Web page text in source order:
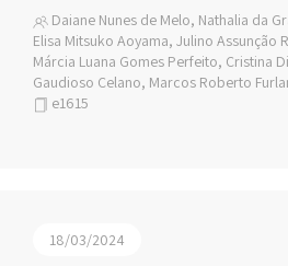
Daiane Nunes de Melo, Nathalia da
Elisa Mitsuko Aoyama, Julino Assunção
Márcia Luana Gomes Perfeito, Cristina
Gaudioso Celano, Marcos Roberto
e1615
18/03/2024